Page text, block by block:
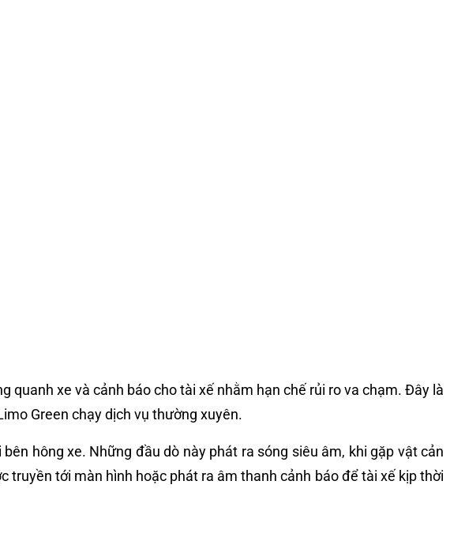
quanh xe và cảnh báo cho tài xế nhằm hạn chế rủi ro va chạm. Đây là
Green chạy dịch vụ thường xuyên.
hông xe. Những đầu dò này phát ra sóng siêu âm, khi gặp vật cản
tới màn hình hoặc phát ra âm thanh cảnh báo để tài xế kịp thời